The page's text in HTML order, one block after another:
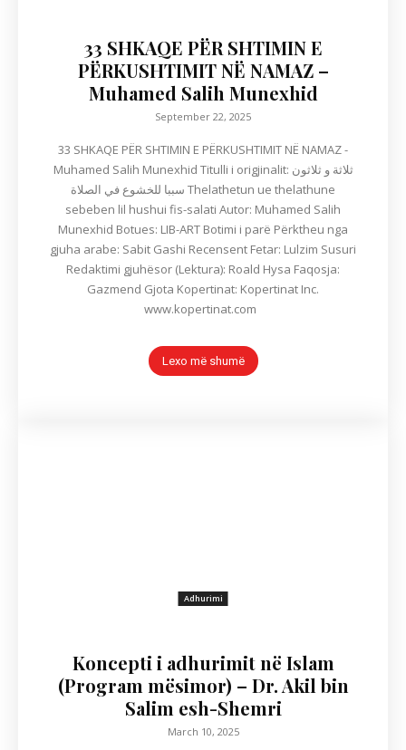
33 SHKAQE PËR SHTIMIN E
PËRKUSHTIMIT NË NAMAZ –
Muhamed Salih Munexhid
September 22, 2025
33 SHKAQE PËR SHTIMIN E PËRKUSHTIMIT NË NAMAZ -
Muhamed Salih Munexhid Titulli i origjinalit: ثلاثة و ثلاثون
سببا للخشوع في الصلاة Thelathetun ue thelathune
sebeben lil hushui fis-salati Autor: Muhamed Salih
Munexhid Botues: LIB-ART Botimi i parë Përktheu nga
gjuha arabe: Sabit Gashi Recensent Fetar: Lulzim Susuri
Redaktimi gjuhësor (Lektura): Roald Hysa Faqosja:
Gazmend Gjota Kopertinat: Kopertinat Inc.
Lexo më shumë
Adhurimi
Koncepti i adhurimit në Islam
(Program mësimor) – Dr. Akil bin
Salim esh-Shemri
March 10, 2025